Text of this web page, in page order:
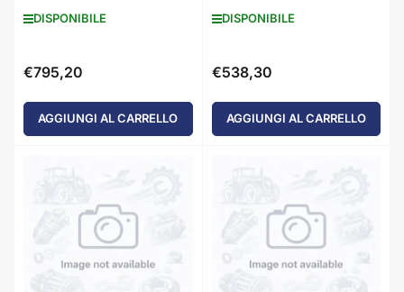
DISPONIBILE
Prezzo
€795,20
AGGIUNGI AL CARRELLO
DISPONIBILE
Prezzo
€538,30
AGGIUNGI AL CARRELLO